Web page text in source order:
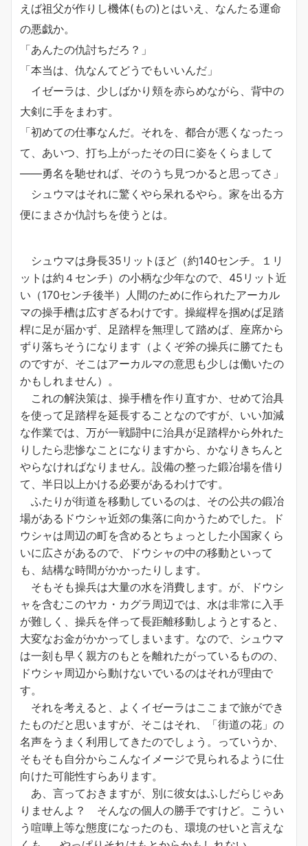
えば祖父が作りし機体(もの)とはいえ、なんたる運命
の悪戯か。
「あんたの仇討ちだろ？」
「本当は、仇なんてどうでもいいんだ」
イゼーラは、少しばかり頬を赤らめながら、背中の
大剣に手をまわす。
「初めての仕事なんだ。それを、都合が悪くなったっ
て、あいつ、打ち上がったその日に姿をくらまして
――勇名を馳せれば、そのうち見つかると思ってさ」
シュウマはそれに驚くやら呆れるやら。家を出る方
便にまさか仇討ちを使うとは。
シュウマは身長35リットほど（約140センチ。１リ
ットは約４センチ）の小柄な少年なので、45リット近
い（170センチ後半）人間のために作られたアーカル
マの操手槽は広すぎるわけです。操縦桿を掴めば足踏
桿に足が届かず、足踏桿を無理して踏めば、座席から
ずり落ちそうになります（よくぞ斧の操兵に勝てたも
のですが、そこはアーカルマの意思も少しは働いたの
かもしれません）。
これの解決策は、操手槽を作り直すか、せめて治具
を使って足踏桿を延長することなのですが、いい加減
な作業では、万が一戦闘中に治具が足踏桿から外れた
りしたら悲惨なことになりますから、かなりきちんと
やらなければなりません。設備の整った鍛冶場を借り
て、半日以上かける必要があるわけです。
ふたりが街道を移動しているのは、その公共の鍛冶
場があるドウシャ近郊の集落に向かうためでした。ド
ウシャは周辺の町を含めるとちょっとした小国家くら
いに広さがあるので、ドウシャの中の移動といって
も、結構な時間がかかったりします。
そもそも操兵は大量の水を消費します。が、ドウシ
ャを含むこのヤカ・カグラ周辺では、水は非常に入手
が難しく、操兵を伴って長距離移動しようとすると、
大変なお金がかかってしまいます。なので、シュウマ
は一刻も早く親方のもとを離れたがっているものの、
ドウシャ周辺から動けないでいるのはそれが理由で
す。
それを考えると、よくイゼーラはここまで旅ができ
たものだと思いますが、そこはそれ、「街道の花」の
名声をうまく利用してきたのでしょう。っていうか、
そもそも自分からこんなイメージで見られるように仕
向けた可能性すらあります。
あ、言っておきますが、別に彼女はふしだらじゃあ
りませんよ？ そんなの個人の勝手ですけど。こうい
う喧嘩上等な態度になったのも、環境のせいと言えな